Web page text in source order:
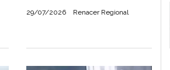
Renacer Regional
29/07/2026